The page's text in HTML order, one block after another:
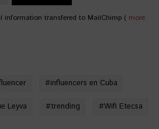
information transfered to MailChimp ( more
#influencers en Cuba
Leyva #trending #Wifi Etecsa